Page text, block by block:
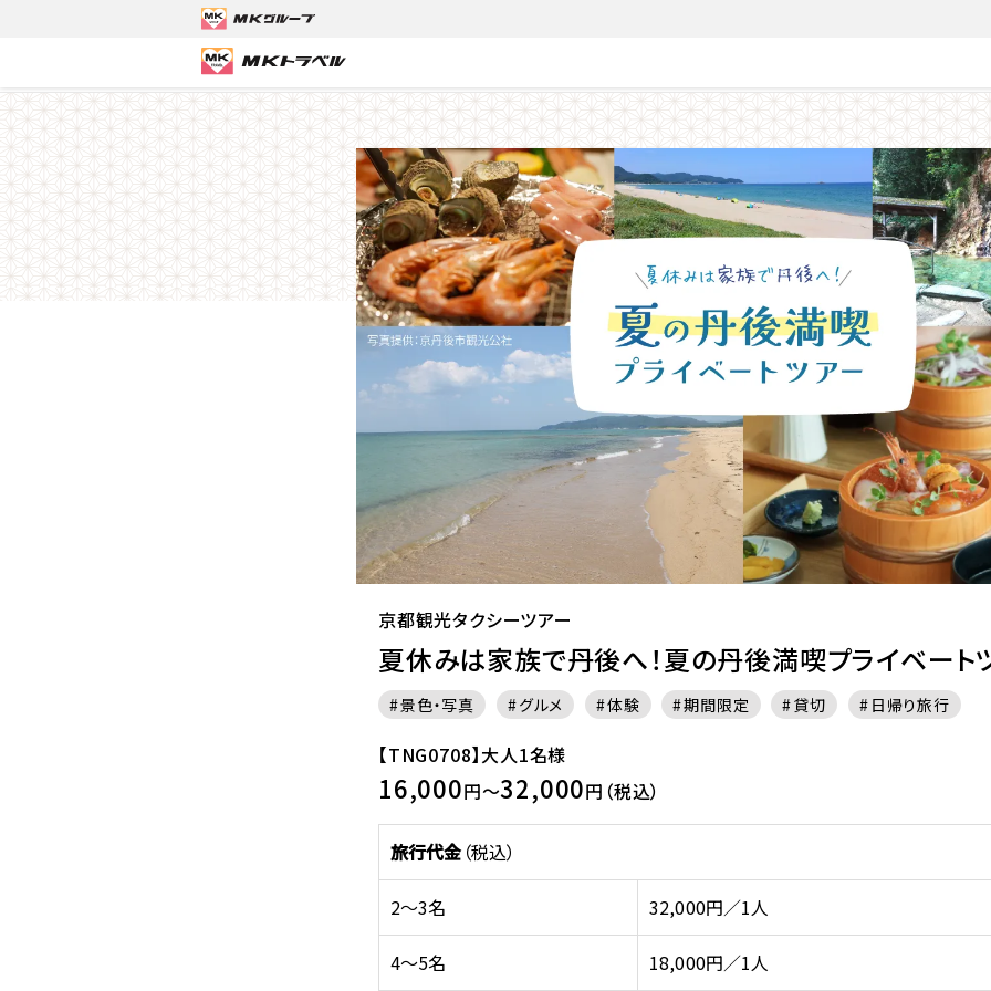
MKトラベルTOP 京都観光タクシーツアー
京都観光タクシーツアー
夏休みは家族で丹後へ！夏の丹後満喫プライベート
景色・写真 グルメ 体験 期間限定 貸切 日帰り旅行
【TNG0708】大人1名様
16,000円～32,000円（税込）
旅行代金 （税込）
2～3名 32,000円／1人
4～5名 18,000円／1人